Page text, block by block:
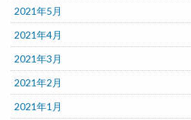
2021年5月
2021年4月
2021年3月
2021年2月
2021年1月